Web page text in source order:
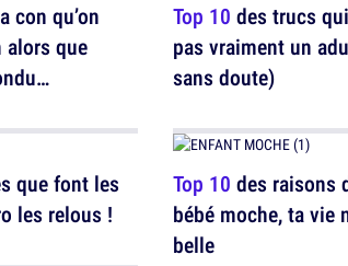
con qu’on
alors que
que font les
les relous !
Top 10 des trucs
pas vraiment un
sans doute)
Top 10 des raisons
bébé moche, ta vie
belle